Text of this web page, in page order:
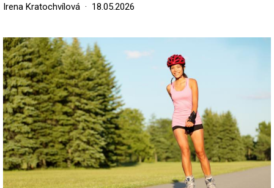
Irena Kratochvílová 18.05.2026
Image